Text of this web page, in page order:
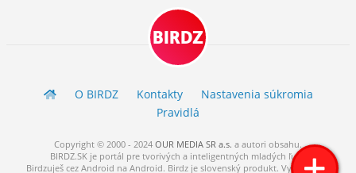
BIRDZ
O BIRDZ Kontakty
Nastavenia súkromia
Pravidlá
Copyright © 2000 - 2024 OUR MEDIA SR a.s. a autori obsahu.
BIRDZ.SK je portál pre tvorivých a inteligentných mladých ľudí.
Birdzuješ cez Android na Android. Birdz je slovenský produkt. Vytvorené s